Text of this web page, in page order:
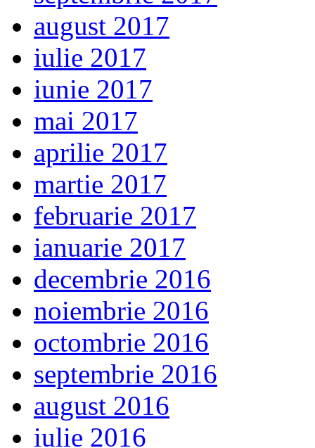
august 2017
iulie 2017
iunie 2017
mai 2017
aprilie 2017
martie 2017
februarie 2017
ianuarie 2017
decembrie 2016
noiembrie 2016
octombrie 2016
septembrie 2016
august 2016
iulie 2016